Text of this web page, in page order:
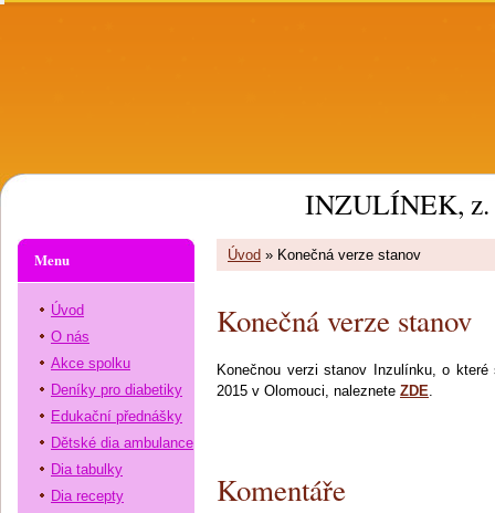
INZULÍNEK, z.
Úvod » Konečná verze stanov
Konečná verze stanov
Konečnou verzi stanov Inzulínku, o
2015 v Olomouci, naleznete ZDE.
Komentáře
Menu
Úvod
O nás
Akce spolku
Deníky pro diabetiky
Edukační přednášky
Dětské dia ambulance
Dia tabulky
Dia recepty